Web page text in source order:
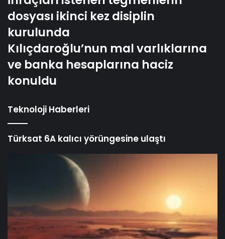
Teknoloji Haberleri
Türksat 6A kalıcı yörüngesine ulaştı
Bilim insanlarından yeni keşif: Mars’ta eskiden
yaşam var mıydı?